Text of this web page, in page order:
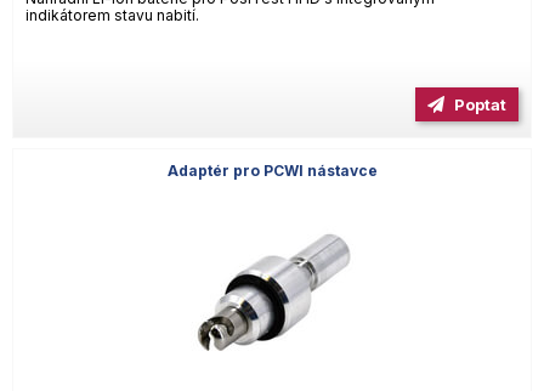
indikátorem stavu nabití.
Poptat
Adaptér pro PCWI nástavce